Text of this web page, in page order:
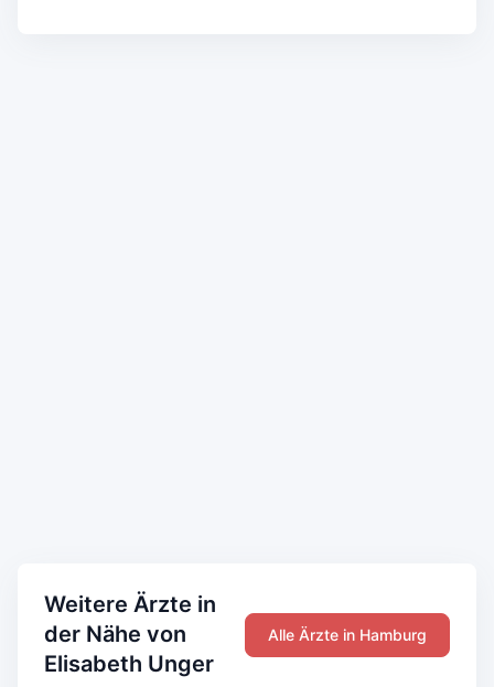
Weitere Ärzte in
der Nähe von
Elisabeth Unger
Alle Ärzte in Hamburg